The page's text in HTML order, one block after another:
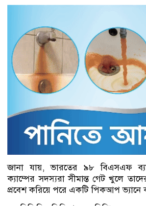
জানা যায়, ভারতের ৯৮ বিএসএফ
ক্যাম্পের সদস্যরা সীমান্ত গেট খুলে
প্রবেশ করিয়ে পরে একটি পিকআপ ভ্যানে